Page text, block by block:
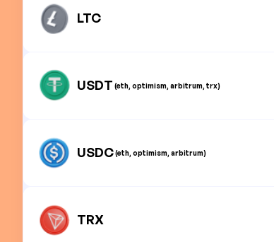
LTC
USDT (eth, optimism, arbitrum, trx)
USDC(eth, optimism, arbitrum)
TRX